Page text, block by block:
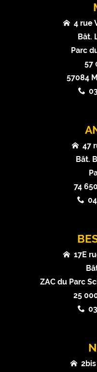
4 rue
Bât.
Parc
57
57084
47
Bât.
74
17E
ZAC du Parc
25